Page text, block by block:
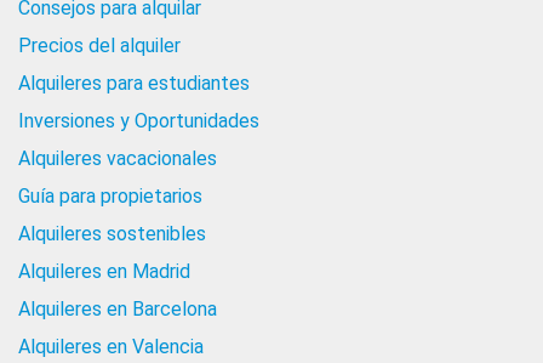
Consejos para alquilar
Precios del alquiler
Alquileres para estudiantes
Inversiones y Oportunidades
Alquileres vacacionales
Guía para propietarios
Alquileres sostenibles
Alquileres en Madrid
Alquileres en Barcelona
Alquileres en Valencia